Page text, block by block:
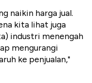
naikin harga jual.
kita lihat juga
industri menengah
mengurangi
ke penjualan,"